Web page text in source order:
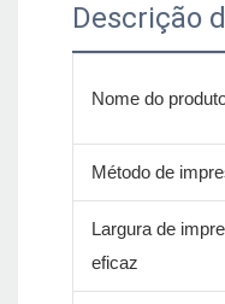
Descrição
Nome do
Método de
Largura de
eficaz